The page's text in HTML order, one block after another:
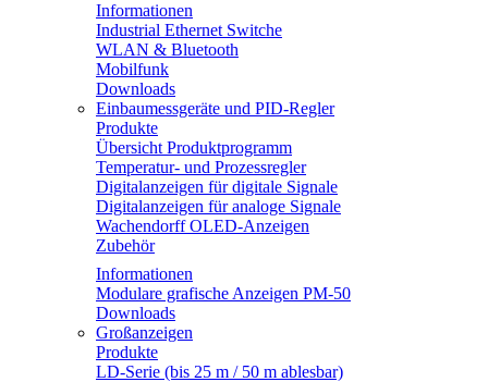
Informationen
Industrial Ethernet Switche
WLAN & Bluetooth
Mobilfunk
Downloads
Einbaumessgeräte und PID-Regler
Produkte
Übersicht Produktprogramm
Temperatur- und Prozessregler
Digitalanzeigen für digitale Signale
Digitalanzeigen für analoge Signale
Wachendorff OLED-Anzeigen
Zubehör
Informationen
Modulare grafische Anzeigen PM-50
Downloads
Großanzeigen
Produkte
LD-Serie (bis 25 m / 50 m ablesbar)